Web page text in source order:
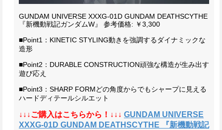
GUNDAM UNIVERSE XXXG-01D GUNDAM DEATHSCYTHE
『新機動戦記ガンダムW』
参考価格: ￥3,300
■Point1：KINETIC STYLING動きを強調するダイナミックな
造形
■Point2：DURABLE CONSTRUCTION頑強な構造が生み出す
遊び応え
■Point3：SHARP FORMどの角度からでもシャープに見える
ハードディテールシルエット
↓↓↓ご購入はこちらから！↓↓↓ GUNDAM UNIVERSE
XXXG-01D GUNDAM DEATHSCYTHE 『新機動戦記